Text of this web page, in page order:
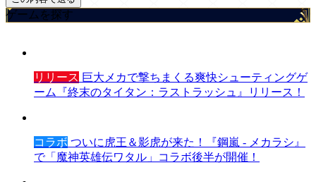
ゲームを探す
リリース 巨大メカで撃ちまくる爽快シューティングゲ
ーム『終末のタイタン：ラストラッシュ』リリース！
コラボ ついに虎王＆影虎が来た！『鋼嵐 - メカラシ』
で「魔神英雄伝ワタル」コラボ後半が開催！